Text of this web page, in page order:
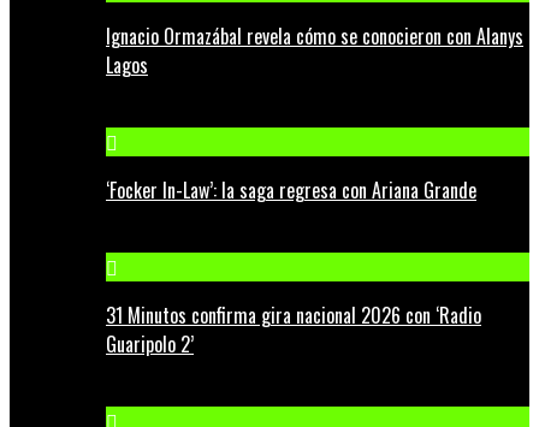
Ignacio Ormazábal revela cómo se conocieron con Alanys
Lagos
‘Focker In-Law’: la saga regresa con Ariana Grande
31 Minutos confirma gira nacional 2026 con ‘Radio
Guaripolo 2’